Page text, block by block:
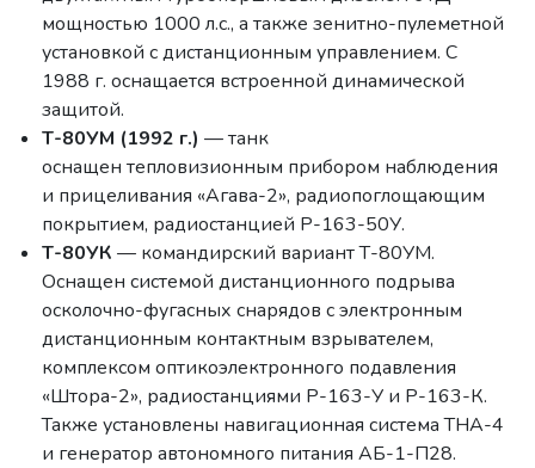
мощностью 1000 л.с., а также зенитно-пулеметной
установкой с дистанционным управлением. С
1988 г. оснащается встроенной динамической
защитой.
Т-80УМ (1992 г.) — танк
оснащен тепловизионным прибором наблюдения
и прицеливания «Агава-2», радиопоглощающим
покрытием, радиостанцией Р-163-50У.
Т-80УК — командирский вариант Т-80УМ.
Оснащен системой дистанционного подрыва
осколочно-фугасных снарядов с электронным
дистанционным контактным взрывателем,
комплексом оптикоэлектронного подавления
«Штора-2», радиостанциями Р-163-У и Р-163-К.
Также установлены навигационная система ТНА-4
и генератор автономного питания АБ-1-П28.